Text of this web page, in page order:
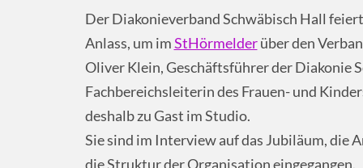
Der Diakonieverband Schwäbisch Hall
Anlass, um imStHörmelderüber den
Oliver Klein, Geschäftsführer der Diakonie
Fachbereichsleiterin des Frauen- und
deshalb zu Gast im Studio.
Sie sind im Interview auf das Jubiläum, die
die Struktur der Organisation eingegangen.